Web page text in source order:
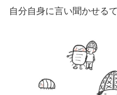
自分自身に言い聞かせる